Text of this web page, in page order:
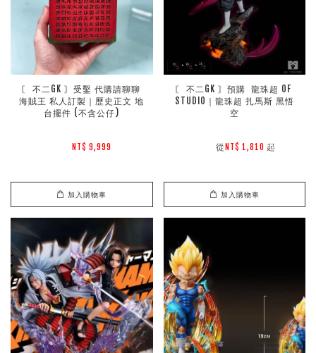
〘 不二GK 〙受鑿 代購請聊聊
海賊王 私人訂製｜歷史正文 地
台擺件 (不含公仔)
NT$ 9,999
加入購物車
〘 不二GK 〙預購  龍珠超 OF
STUDIO｜龍珠超 扎馬斯 黑悟
空
        從
NT$ 1,810 起
加入購物車